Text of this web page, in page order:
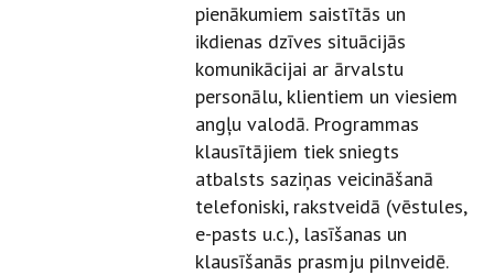
pienākumiem saistītās un
ikdienas dzīves situācijās
komunikācijai ar ārvalstu
personālu, klientiem un viesiem
angļu valodā. Programmas
klausītājiem tiek sniegts
atbalsts saziņas veicināšanā
telefoniski, rakstveidā (vēstules,
e-pasts u.c.), lasīšanas un
klausīšanās prasmju pilnveidē.